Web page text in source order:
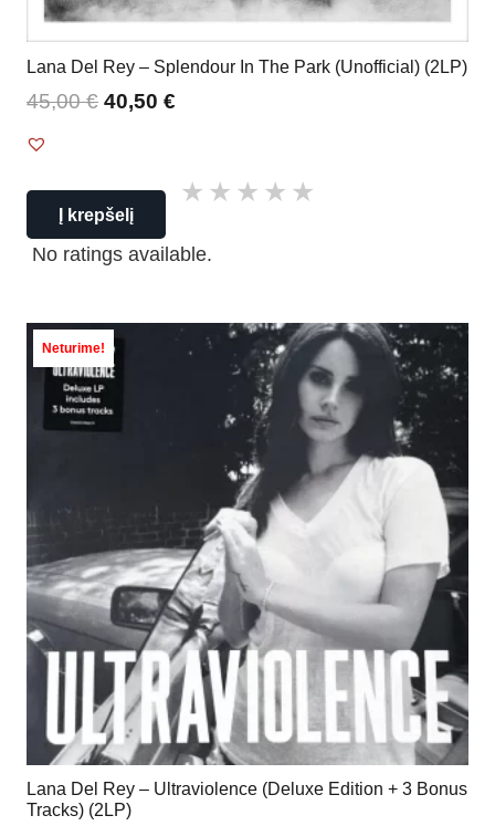
Lana Del Rey – Splendour In The Park (Unofficial) (2LP)
45,00€ 40,50 €
Į krepšelį
No ratings available.
Neturime!
Lana Del Rey – Ultraviolence (Deluxe Edition + 3 Bonus
Tracks) (2LP)